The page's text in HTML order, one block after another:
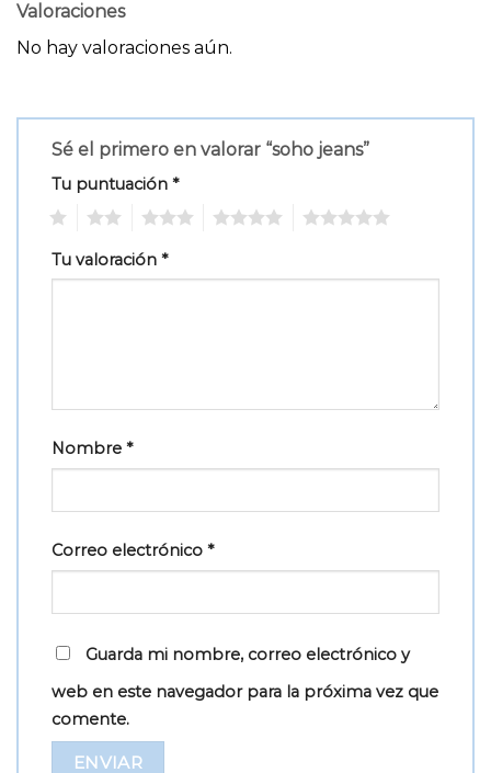
Valoraciones
No hay valoraciones aún.
Sé el primero en valorar “soho jeans”
Tu puntuación *
Tu valoración *
Nombre *
Correo electrónico *
Guarda mi nombre, correo electrónico y
web en este navegador para la próxima vez que
comente.